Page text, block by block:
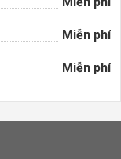
Miễn phí
Miễn phí